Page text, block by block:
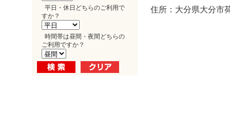
平日・休日どちらのご利用で
すか？
時間帯は昼間・夜間どちらの
ご利用ですか？
住所：大分県大分市